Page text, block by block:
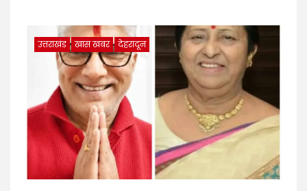
उत्तराखंड खास खबर देहरादून